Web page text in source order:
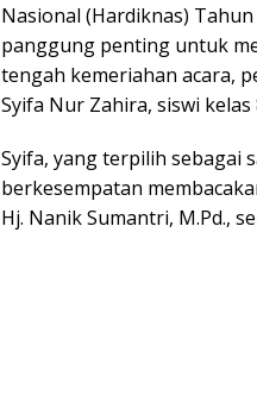
Nasional (Hardiknas)
panggung penting untuk
tengah kemeriahan acara,
Syifa Nur Zahira, siswi
Syifa, yang terpilih sebagai
berkesempatan
Hj. Nanik Sumantri, M.Pd.,